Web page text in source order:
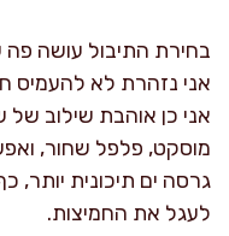
בחירת התיבול עושה
אני נזהרת לא להעמיס
אני כן אוהבת שילוב של
מוסקט, פלפל שחור,
גרסה ים תיכונית יותר,
לעגל את החמיצות.